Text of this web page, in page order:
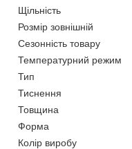
Щільність
Розмір зовнішній
Сезонність товару
Температурний режим
Тип
Тиснення
Товщина
Форма
Колір виробу